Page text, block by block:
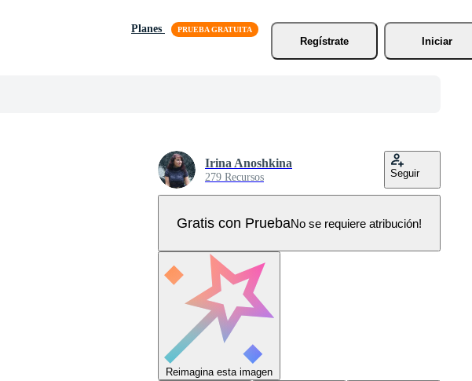
Planes
Regístrate
Iniciar
Irina Anoshkina
279 Recursos Seguir
Gratis con PruebaNo se requiere atribución!
Reimagina esta imagen